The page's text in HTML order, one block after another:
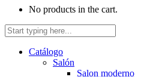
No products in the cart.
Catálogo
Salón
Salon moderno